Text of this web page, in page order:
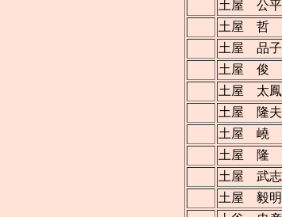
土屋 公平
土屋 哲
土屋 品子
土屋 俊
土屋 太鳳
土屋 隆夫
土屋 嶢
土屋 隆
土屋 武志
土屋 毅明